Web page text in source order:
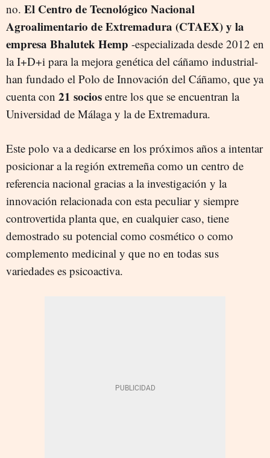
no. El Centro de Tecnológico Nacional
Agroalimentario de Extremadura (CTAEX) y la
empresa Bhalutek Hemp -especializada desde 2012 en
la I+D+i para la mejora genética del cáñamo industrial-
han fundado el Polo de Innovación del Cáñamo, que ya
cuenta con 21 socios entre los que se encuentran la
Universidad de Málaga y la de Extremadura.
Este polo va a dedicarse en los próximos años a intentar
posicionar a la región extremeña como un centro de
referencia nacional gracias a la investigación y la
innovación relacionada con esta peculiar y siempre
controvertida planta que, en cualquier caso, tiene
demostrado su potencial como cosmético o como
complemento medicinal y que no en todas sus
variedades es psicoactiva.